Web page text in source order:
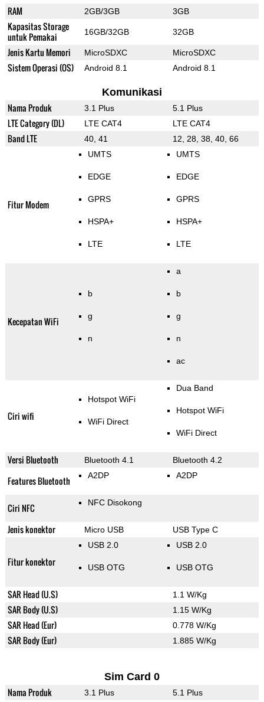
RAM 2GB/3GB 3GB
Kapasitas Storage
untuk Pemakai
16GB/32GB 32GB
Jenis Kartu Memori MicroSDXC MicroSDXC
Sistem Operasi (OS) Android 8.1 Android 8.1
Komunikasi
Nama Produk 3.1 Plus 5.1 Plus
LTE Category (DL) LTE CAT4 LTE CAT4
Band LTE 40, 41 12, 28, 38, 40, 66
Fitur Modem
UMTS
EDGE
GPRS
HSPA+
LTE
UMTS
EDGE
GPRS
HSPA+
LTE
Kecepatan WiFi
b
g
n
a
b
g
n
ac
Ciri wifi
Hotspot WiFi
WiFi Direct
Dua Band
Hotspot WiFi
WiFi Direct
Versi Bluetooth Bluetooth 4.1 Bluetooth 4.2
Features Bluetooth A2DP A2DP
Ciri NFC NFC Disokong
Jenis konektor Micro USB USB Type C
Fitur konektor
USB 2.0
USB OTG
USB 2.0
USB OTG
SAR Head (U.S) 1.1 W/Kg
SAR Body (U.S) 1.15 W/Kg
SAR Head (Eur) 0.778 W/Kg
SAR Body (Eur) 1.885 W/Kg
Sim Card 0
Nama Produk 3.1 Plus 5.1 Plus